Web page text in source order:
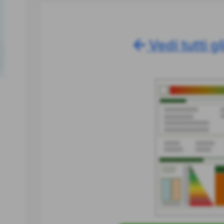
Vedi tutti